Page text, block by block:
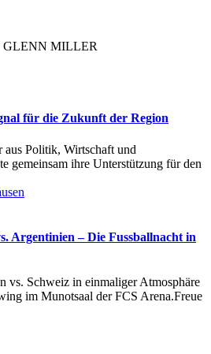
MILLER
für die Zukunft der Region
aus Politik, Wirtschaft und
gemeinsam ihre Unterstützung für den
Argentinien – Die Fussballnacht in
vs. Schweiz in einmaliger Atmosphäre
im Munotsaal der FCS Arena.Freue